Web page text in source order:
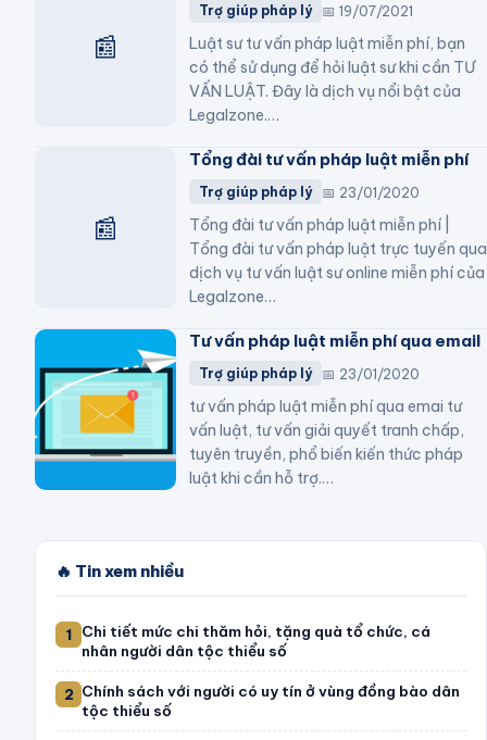
📰
Trợ giúp pháp lý 📅 19/07/2021
Luật sư tư vấn pháp luật miễn phí, bạn
có thể sử dụng để hỏi luật sư khi cần TƯ
VẤN LUẬT. Đây là dịch vụ nổi bật của
Legalzone.…
📰
Tổng đài tư vấn pháp luật miễn phí
Trợ giúp pháp lý 📅 23/01/2020
Tổng đài tư vấn pháp luật miễn phí |
Tổng đài tư vấn pháp luật trực tuyến qua
dịch vụ tư vấn luật sư online miễn phí của
Legalzone…
Tư vấn pháp luật miễn phí qua email
Trợ giúp pháp lý 📅 23/01/2020
tư vấn pháp luật miễn phí qua emai tư
vấn luật, tư vấn giải quyết tranh chấp,
tuyên truyền, phổ biến kiến thức pháp
luật khi cần hỗ trợ.…
🔥 Tin xem nhiều
1
Chi tiết mức chi thăm hỏi, tặng quà tổ chức, cá
nhân người dân tộc thiểu số
2 Chính sách với người có uy tín ở vùng đồng bào dân
tộc thiểu số